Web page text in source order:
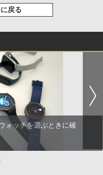
戻る
ォッチを選ぶときに確